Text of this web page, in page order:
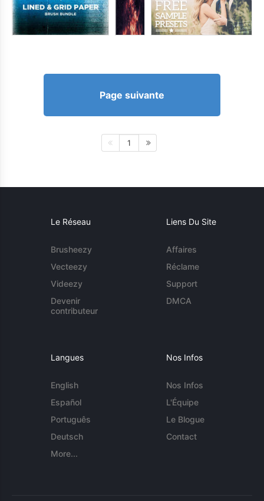
Page suivante
1
Le Réseau
Brusheezy
Vecteezy
Videezy
Devenir
contributeur
Liens Du Site
Affaires
Réclame
Support
DMCA
Langues
English
Español
Português
Deutsch
More...
Nos Infos
Nos Infos
L'Équipe
Le Blogue
Contact